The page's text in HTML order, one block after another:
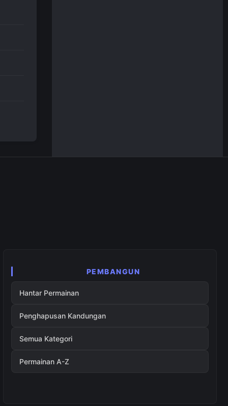
PEMBANGUN
Hantar Permainan
Penghapusan Kandungan
Semua Kategori
Permainan A-Z